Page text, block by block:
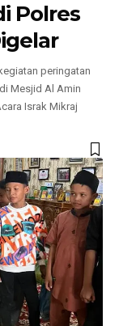
Polres
peringatan
Mesjid Al Amin
Israk Mikraj